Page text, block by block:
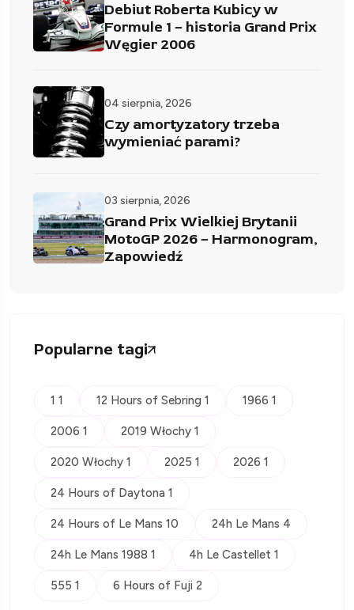
Debiut Roberta Kubicy w
Formule 1 – historia Grand Prix
Węgier 2006
04 sierpnia, 2026
Czy amortyzatory trzeba
wymieniać parami?
03 sierpnia, 2026
Grand Prix Wielkiej Brytanii
MotoGP 2026 – Harmonogram,
Zapowiedź
Popularne tagi
1 1 12 Hours of Sebring 1 1966 1
2006 1 2019 Włochy 1
2020 Włochy 1 2025 1 2026 1
24 Hours of Daytona 1
24 Hours of Le Mans 10 24h Le Mans 4
24h Le Mans 1988 1 4h Le Castellet 1
555 1 6 Hours of Fuji 2